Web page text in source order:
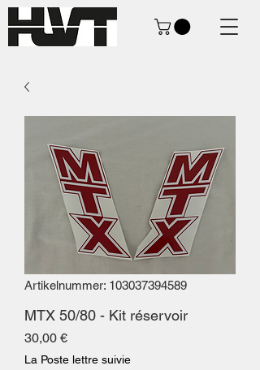
Artikelnummer: 103037394589
MTX 50/80 - Kit réservoir
30,00 €Preis
La Poste lettre suivie